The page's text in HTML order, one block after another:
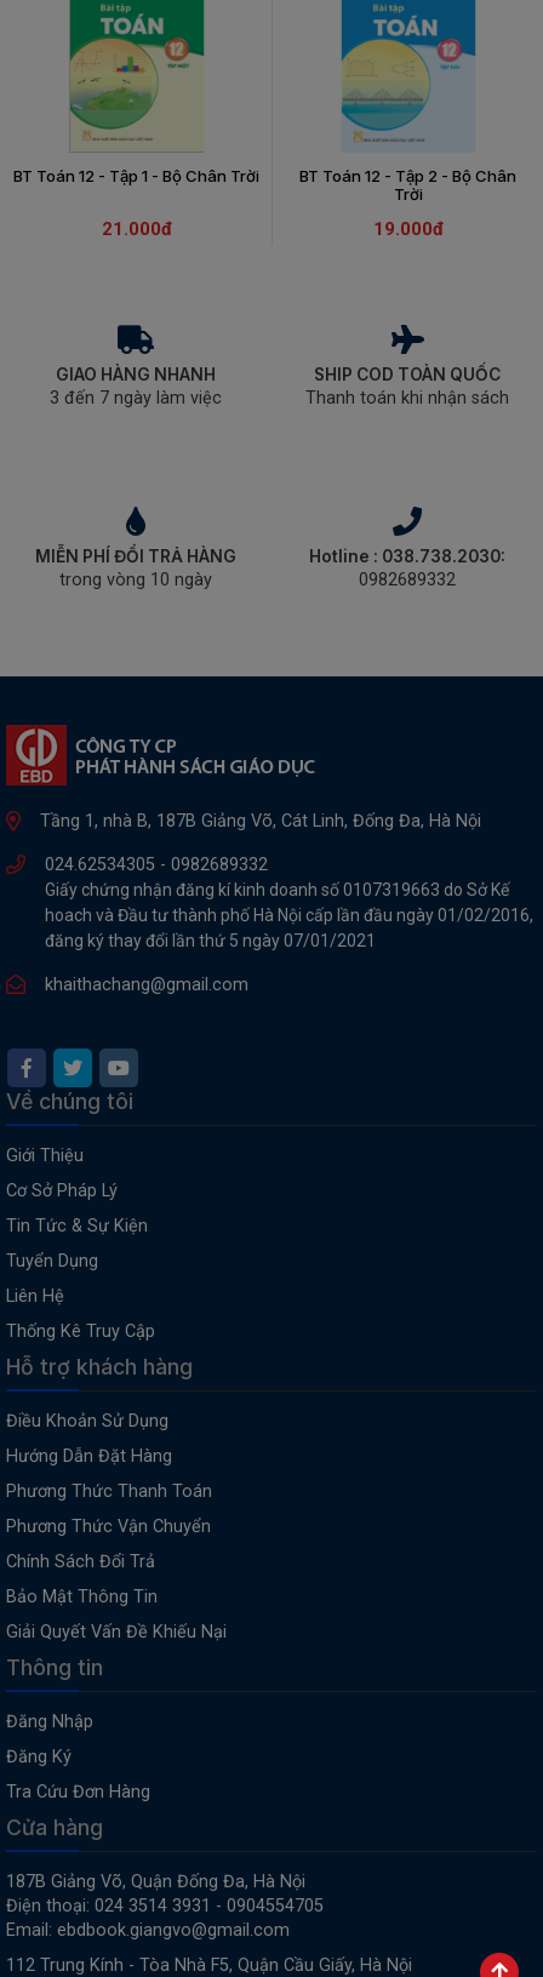
BT Toán 12 - Tập 1 - Bộ Chân Trời
21.000đ
BT Toán 12 - Tập 2 - Bộ Chân
Trời
19.000đ
GIAO HÀNG NHANH
3 đến 7 ngày làm việc
SHIP COD TOÀN QUỐC
Thanh toán khi nhận sách
MIỄN PHÍ ĐỔI TRẢ HÀNG
trong vòng 10 ngày
Hotline : 038.738.2030:
0982689332
Tầng 1, nhà B, 187B Giảng Võ, Cát Linh, Đống Đa, Hà Nội
024.62534305 - 0982689332
Giấy chứng nhận đăng kí kinh doanh số 0107319663 do Sở Kế
hoach và Đầu tư thành phố Hà Nội cấp lần đầu ngày 01/02/2016,
đăng ký thay đổi lần thứ 5 ngày 07/01/2021
khaithachang@gmail.com
Về chúng tôi
Giới Thiệu
Cơ Sở Pháp Lý
Tin Tức & Sự Kiện
Tuyển Dụng
Liên Hệ
Thống Kê Truy Cập
Hỗ trợ khách hàng
Điều Khoản Sử Dụng
Hướng Dẫn Đặt Hàng
Phương Thức Thanh Toán
Phương Thức Vận Chuyển
Chính Sách Đổi Trả
Bảo Mật Thông Tin
Giải Quyết Vấn Đề Khiếu Nại
Thông tin
Đăng Nhập
Đăng Ký
Tra Cứu Đơn Hàng
Cửa hàng
187B Giảng Võ, Quận Đống Đa, Hà Nội
Điện thoại: 024 3514 3931 - 0904554705
Email: ebdbook.giangvo@gmail.com
112 Trung Kính - Tòa Nhà F5, Quận Cầu Giấy, Hà Nội